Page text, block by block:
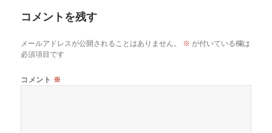
コメントを残す
メールアドレスが公開されることはありません。 ※ が付いている欄は
必須項目です
コメント ※